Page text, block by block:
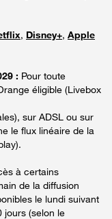
, Disney+, Apple
: Pour toute
éligible (Livebox
sur ADSL ou sur
le flux linéaire de la
à certains
de la diffusion
le lundi suivant
jours (selon le